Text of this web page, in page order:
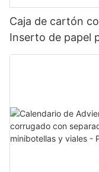
Caja de cartón
Inserto de papel
y exhibición del